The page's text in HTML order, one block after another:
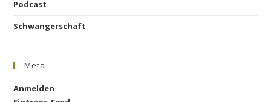
Podcast
Schwangerschaft
Meta
Anmelden